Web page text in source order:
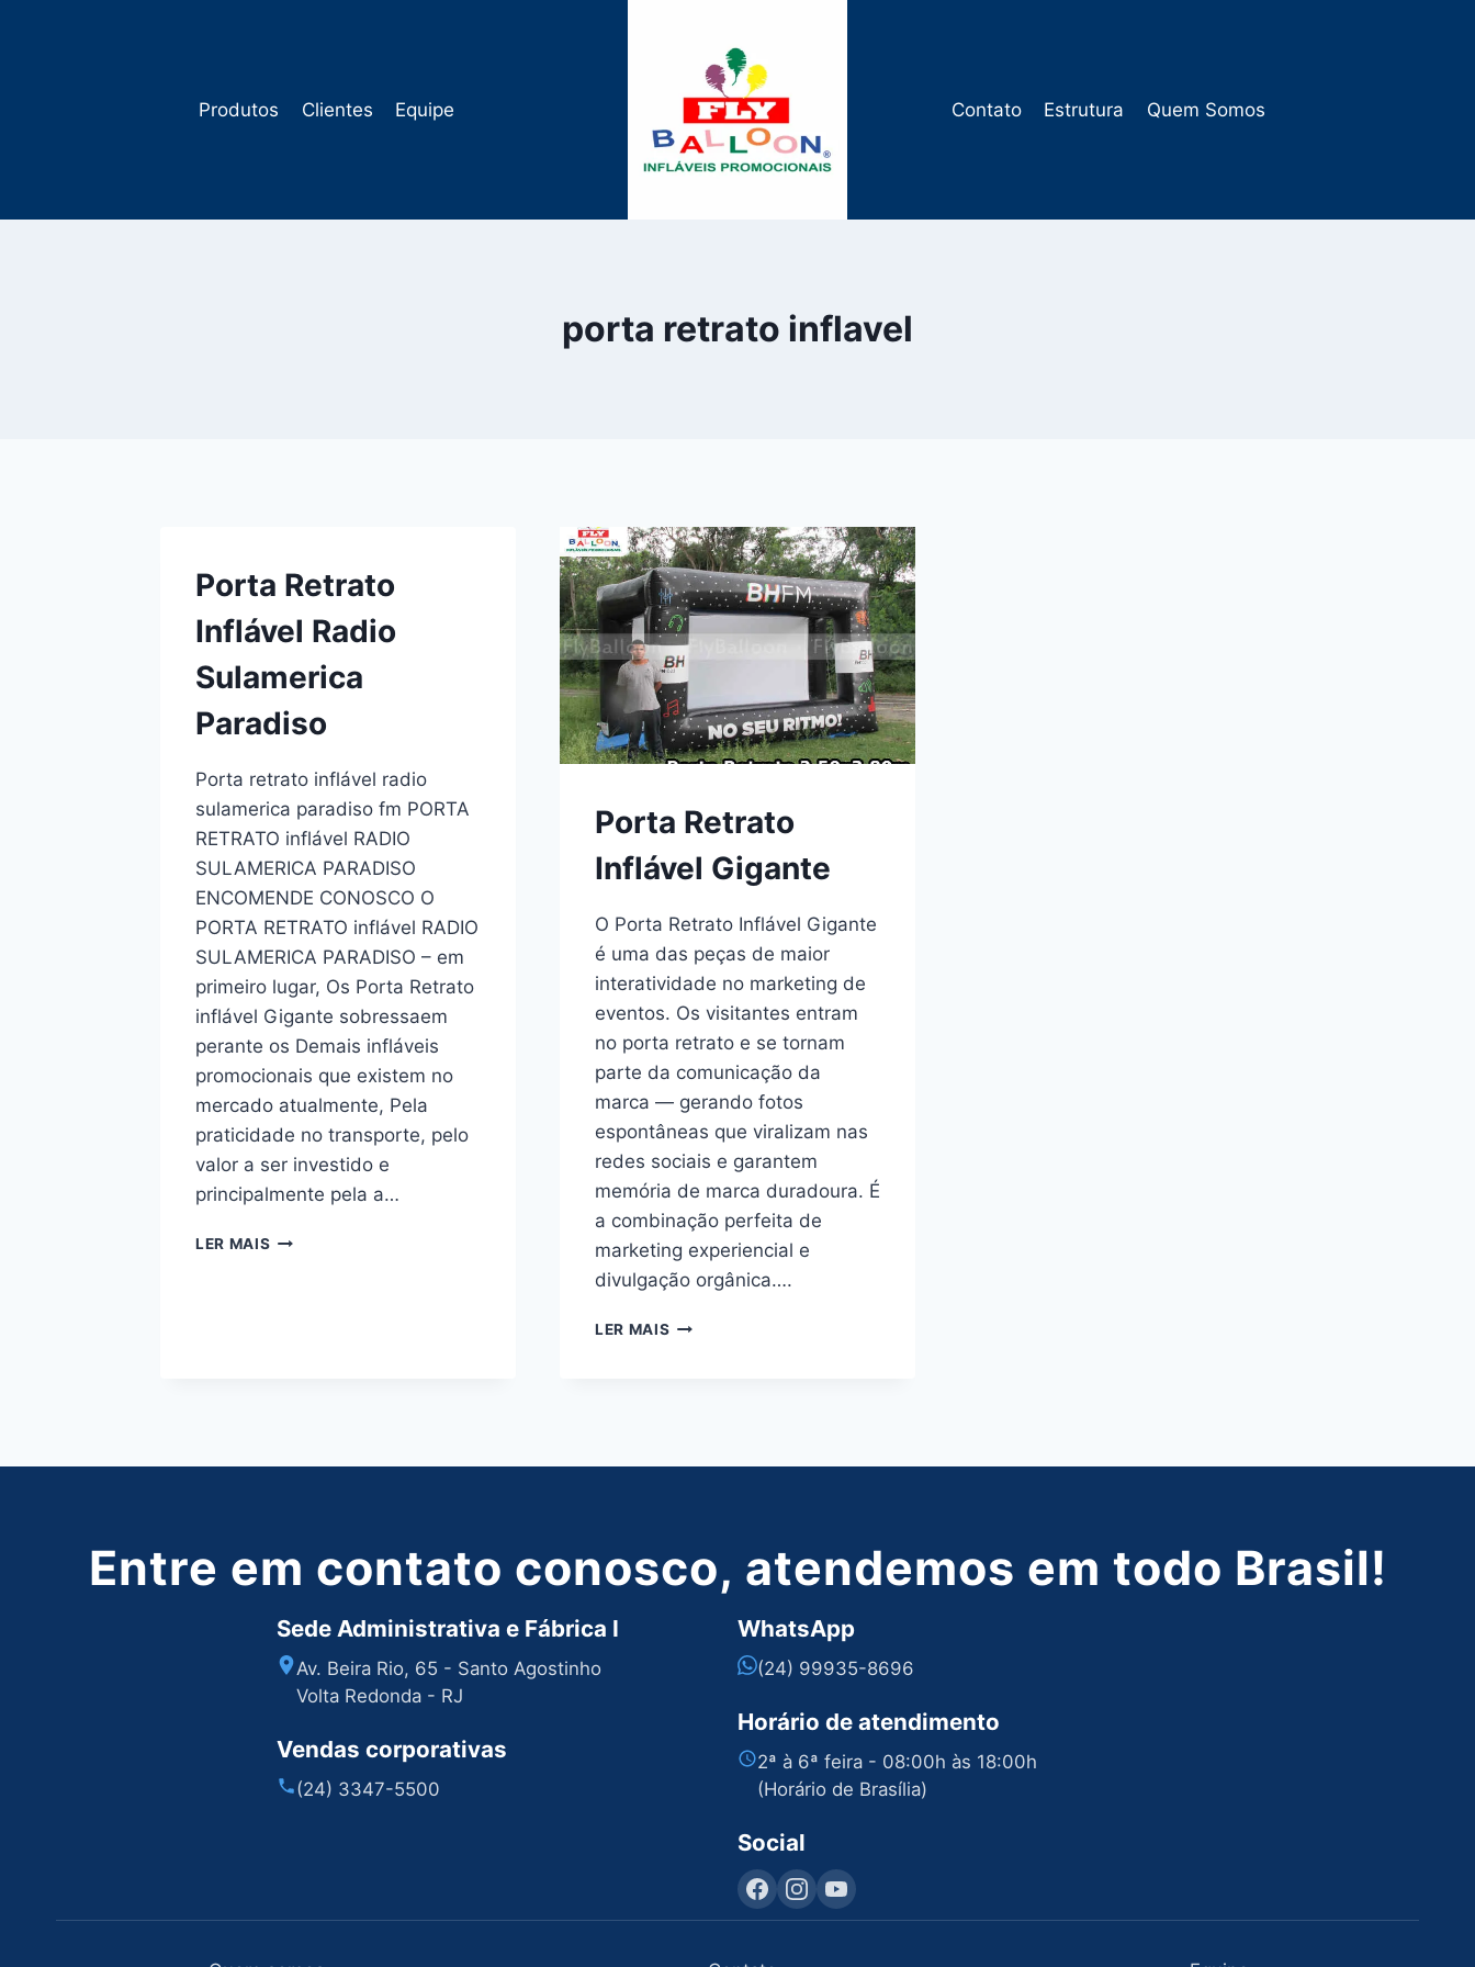
Produtos Clientes Equipe Contato Estrutura Quem Somos
porta retrato inflavel
Porta Retrato
Inflável Radio
Sulamerica
Paradiso
Porta retrato inflável radio
sulamerica paradiso fm PORTA
RETRATO inflável RADIO
SULAMERICA PARADISO
ENCOMENDE CONOSCO O
PORTA RETRATO inflável RADIO
SULAMERICA PARADISO – em
primeiro lugar, Os Porta Retrato
inflável Gigante sobressaem
perante os Demais infláveis
promocionais que existem no
mercado atualmente, Pela
praticidade no transporte, pelo
valor a ser investido e
principalmente pela a…
LER MAIS PORTA
Porta Retrato
Inflável Gigante
O Porta Retrato Inflável Gigante
é uma das peças de maior
interatividade no marketing de
eventos. Os visitantes entram
no porta retrato e se tornam
parte da comunicação da
marca — gerando fotos
espontâneas que viralizam nas
redes sociais e garantem
memória de marca duradoura. É
a combinação perfeita de
marketing experiencial e
divulgação orgânica….
LER MAIS PORTA
Entre em contato conosco, atendemos em todo Brasil!
Sede Administrativa e Fábrica I
Av. Beira Rio, 65 - Santo Agostinho
Volta Redonda - RJ
Vendas corporativas
(24) 3347-5500
WhatsApp
(24) 99935-8696
Horário de atendimento
2ª à 6ª feira - 08:00h às 18:00h
(Horário de Brasília)
Social